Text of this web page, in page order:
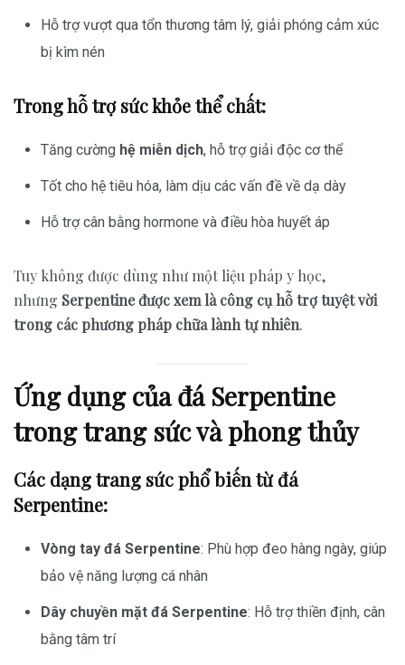
Hỗ trợ vượt qua tổn thương tâm lý, giải phóng cảm xúc
bị kìm nén
Trong hỗ trợ sức khỏe thể chất:
Tăng cường hệ miễn dịch, hỗ trợ giải độc cơ thể
Tốt cho hệ tiêu hóa, làm dịu các vấn đề về dạ dày
Hỗ trợ cân bằng hormone và điều hòa huyết áp
Tuy không được dùng như một liệu pháp y học,
nhưng Serpentine được xem là công cụ hỗ trợ tuyệt vời
trong các phương pháp chữa lành tự nhiên.
Ứng dụng của đá Serpentine
trong trang sức và phong thủy
Các dạng trang sức phổ biến từ đá
Serpentine:
Vòng tay đá Serpentine: Phù hợp đeo hàng ngày, giúp
bảo vệ năng lượng cá nhân
Dây chuyền mặt đá Serpentine: Hỗ trợ thiền định, cân
bằng tâm trí